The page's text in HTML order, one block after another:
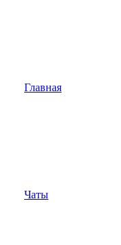
Главная
Чаты